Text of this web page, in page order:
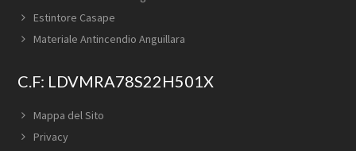
Estintore Casape
Materiale Antincendio Anguillara
C.F: LDVMRA78S22H501X
Mappa del Sito
Privacy